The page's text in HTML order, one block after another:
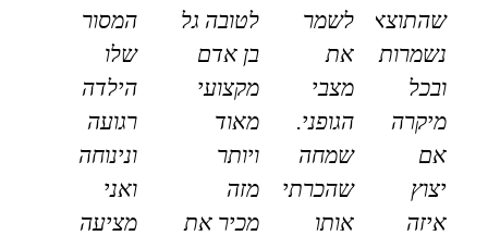
שהתוצאות
נשמרות
ובכל
מיקרה
אם
יצוץ
איזה
לשמר
את
מצבי
הגופני.
שמחה
שהכרתי
אותו
לטובה גל
בן אדם
מקצועי
מאוד
ויותר
מזה
מכיר את
המסור
שלו
הילדה
רגועה
ונינוחה
ואני
מציעה